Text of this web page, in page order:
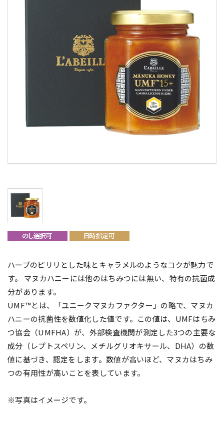
ハーブのピリリとした味とキャラメルのようなコクが魅力で
す。 マヌカハニーには他のはちみつには無い、特有の抗菌成
分があります。
UMF™とは、「ユニークマヌカファクター」の略で、マヌカ
ハニーの抗菌性を数値化した値です。この値は、UMFはちみ
つ協会（UMFHA）が、外部検査機関が測定した3つの主要な
成分（レプトスペリン、メチルグリオキサール、DHA）の数
値に基づき、認定をします。数値が高いほど、マヌカはちみ
つの有用性が高いことを表しています。
※写真はイメージです。